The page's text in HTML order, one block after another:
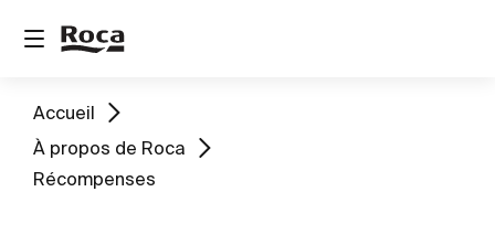
Accueil
À propos de Roca
Récompenses